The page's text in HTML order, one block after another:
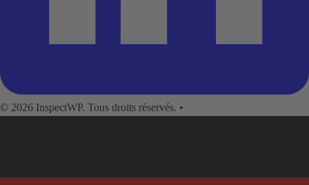
© 2026 InspectWP. Tous droits réservés. •